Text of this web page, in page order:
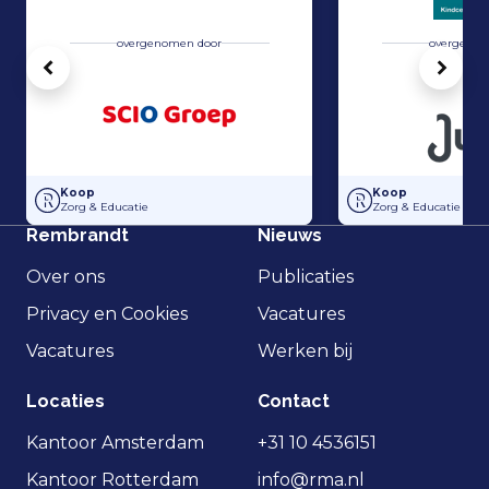
overgenomen door
SCIO Groep heeft de activa in Kinderopvang Olleke Bolleke
Koop
Zorg & Educatie
Overname van KC
Koop
Zorg & Educatie
Vorige
Rembrandt
Over ons
Privacy en Cookies
Vacatures
Nieuws
Publicaties
Vacatures
Werken bij
Locaties
Kantoor Amsterdam
Kantoor Rotterdam
Contact
+31 10 4536151
info@rma.nl